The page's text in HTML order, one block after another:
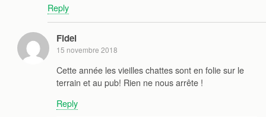
Reply
Fidel
15 novembre 2018
Cette année les vieilles chattes sont en folie sur le
terrain et au pub! Rien ne nous arrête !
Reply